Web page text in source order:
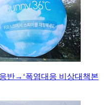
반→‘폭염대응 비상대책본